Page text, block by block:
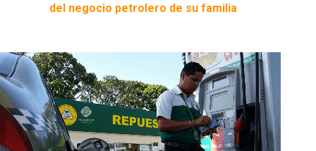
del negocio petrolero de su familia